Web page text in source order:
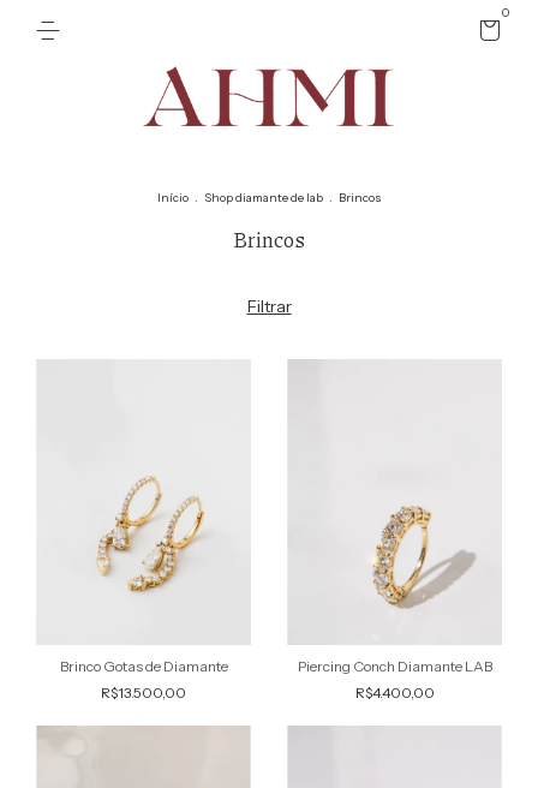
0
Início . Shop diamante de lab . Brincos
Brincos
Filtrar
Brinco Gotas de Diamante
R$13.500,00
Piercing Conch Diamante LAB
R$4.400,00